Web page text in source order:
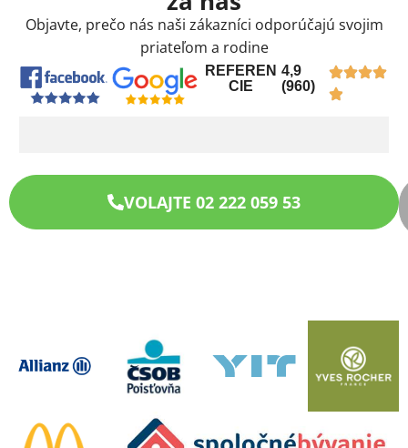
Objavte, prečo nás naši zákazníci odporúčajú svojim
priateľom a rodine
REFEREN
CIE
4,9
(960)
VOLAJTE 02 222 059 53